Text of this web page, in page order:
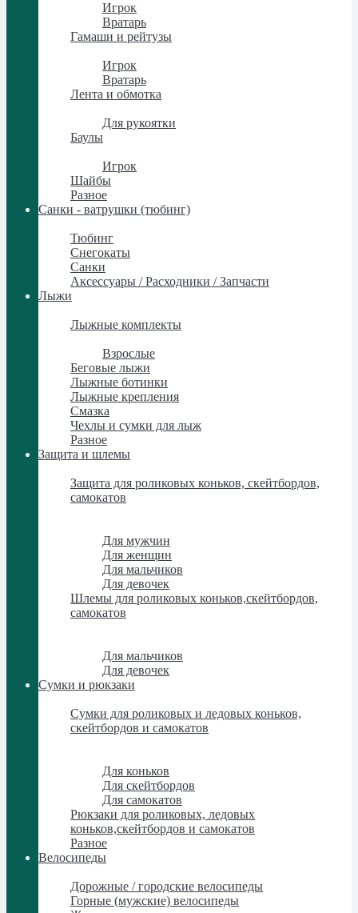
Игрок
Вратарь
Гамаши и рейтузы
Игрок
Вратарь
Лента и обмотка
Для рукоятки
Баулы
Игрок
Шайбы
Разное
Санки - ватрушки (тюбинг)
Тюбинг
Снегокаты
Санки
Аксессуары / Расходники / Запчасти
Лыжи
Лыжные комплекты
Взрослые
Беговые лыжи
Лыжные ботинки
Лыжные крепления
Смазка
Чехлы и сумки для лыж
Разное
Защита и шлемы
Защита для роликовых коньков, скейтбордов,
самокатов
Для мужчин
Для женщин
Для мальчиков
Для девочек
Шлемы для роликовых коньков,скейтбордов,
самокатов
Для мальчиков
Для девочек
Сумки и рюкзаки
Сумки для роликовых и ледовых коньков,
скейтбордов и самокатов
Для коньков
Для скейтбордов
Для самокатов
Рюкзаки для роликовых, ледовых
коньков,скейтбордов и самокатов
Разное
Велосипеды
Дорожные / городские велосипеды
Горные (мужские) велосипеды